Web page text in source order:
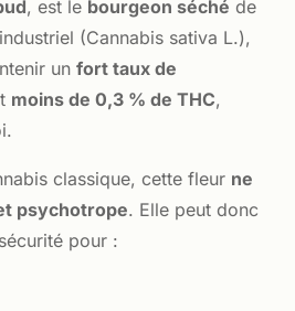
, est le bourgeon séché de
(Cannabis sativa L.),
unfort taux de
moins de 0,3 % de THC,
classique, cette fleur ne
psychotrope. Elle peut donc
pour :